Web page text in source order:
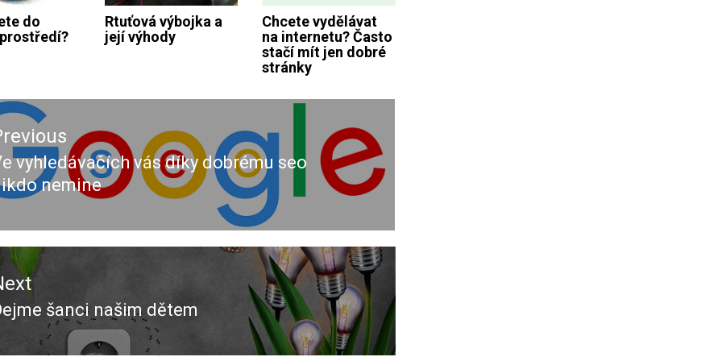
do
Rtuťová výbojka a
její výhody
Chcete vydělávat
na internetu? Často
stačí mít jen dobré
stránky
vyhledávačích vás díky dobrému seo
nemine
šanci našim dětem